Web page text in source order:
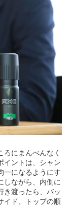
にまんべんなく
イントは、シャン
一になるようにす
しながら、内側に
き渡ったら、バッ
イド、トップの順